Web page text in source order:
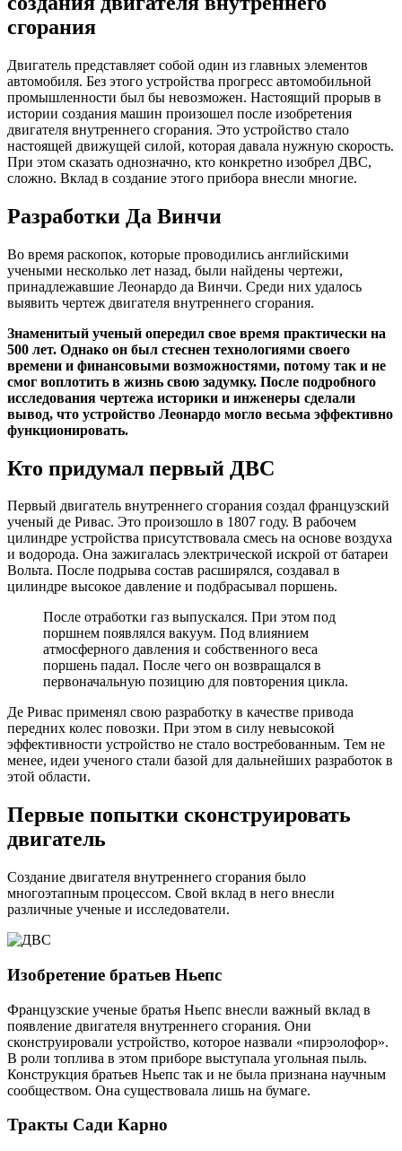
сгорания
Двигатель представляет собой один из главных элементов
автомобиля. Без этого устройства прогресс автомобильной
промышленности был бы невозможен. Настоящий прорыв в
истории создания машин произошел после изобретения
двигателя внутреннего сгорания. Это устройство стало
настоящей движущей силой, которая давала нужную скорость.
При этом сказать однозначно, кто конкретно изобрел ДВС,
сложно. Вклад в создание этого прибора внесли многие.
Разработки Да Винчи
Во время раскопок, которые проводились английскими
учеными несколько лет назад, были найдены чертежи,
принадлежавшие Леонардо да Винчи. Среди них удалось
выявить чертеж двигателя внутреннего сгорания.
Знаменитый ученый опередил свое время практически на
500 лет. Однако он был стеснен технологиями своего
времени и финансовыми возможностями, потому так и не
смог воплотить в жизнь свою задумку. После подробного
исследования чертежа историки и инженеры сделали
вывод, что устройство Леонардо могло весьма эффективно
функционировать.
Кто придумал первый ДВС
Первый двигатель внутреннего сгорания создал французский
ученый де Ривас. Это произошло в 1807 году. В рабочем
цилиндре устройства присутствовала смесь на основе воздуха
и водорода. Она зажигалась электрической искрой от батареи
Вольта. После подрыва состав расширялся, создавал в
цилиндре высокое давление и подбрасывал поршень.
После отработки газ выпускался. При этом под
поршнем появлялся вакуум. Под влиянием
атмосферного давления и собственного веса
поршень падал. После чего он возвращался в
первоначальную позицию для повторения цикла.
Де Ривас применял свою разработку в качестве привода
передних колес повозки. При этом в силу невысокой
эффективности устройство не стало востребованным. Тем не
менее, идеи ученого стали базой для дальнейших разработок в
этой области.
Первые попытки сконструировать
двигатель
Создание двигателя внутреннего сгорания было
многоэтапным процессом. Свой вклад в него внесли
различные ученые и исследователи.
Изобретение братьев Ньепс
Французские ученые братья Ньепс внесли важный вклад в
появление двигателя внутреннего сгорания. Они
сконструировали устройство, которое назвали «пирэолофор».
В роли топлива в этом приборе выступала угольная пыль.
Конструкция братьев Ньепс так и не была признана научным
сообществом. Она существовала лишь на бумаге.
Тракты Сади Карно